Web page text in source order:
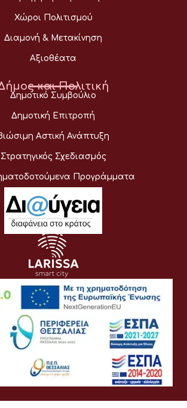
Χώροι Πολιτισμού
Διαμονή & Μετακίνηση
Αξιοθέατα
και Πολιτική
Δημοτικό Συμβούλιο
Δημοτική Επιτροπή
Αστική Ανάπτυξη
Στρατηγικός Σχεδιασμός
Προγράμματα